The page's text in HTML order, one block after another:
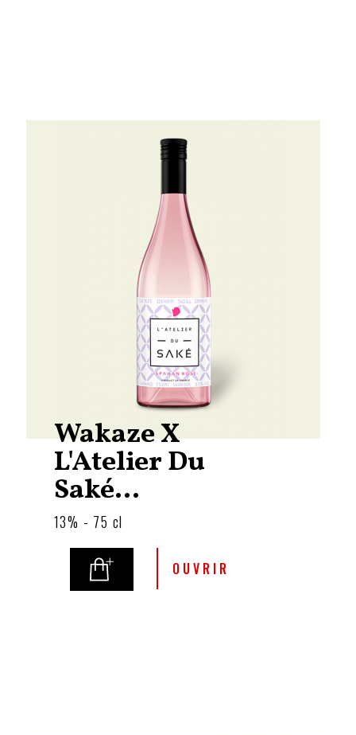
Wakaze X
L'Atelier Du
Saké...
13% - 75 cl
OUVRIR